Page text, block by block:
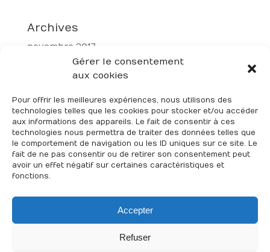
Gérer le consentement
aux cookies
Pour offrir les meilleures expériences, nous utilisons des
technologies telles que les cookies pour stocker et/ou accéder
aux informations des appareils. Le fait de consentir à ces
technologies nous permettra de traiter des données telles que
le comportement de navigation ou les ID uniques sur ce site. Le
fait de ne pas consentir ou de retirer son consentement peut
avoir un effet négatif sur certaines caractéristiques et
fonctions.
Accepter
Refuser
Archives
novembre 2017
Catégories
Non classé
Méta
Connexion
Flux des publications
Flux des commentaires
Site de WordPress-FR